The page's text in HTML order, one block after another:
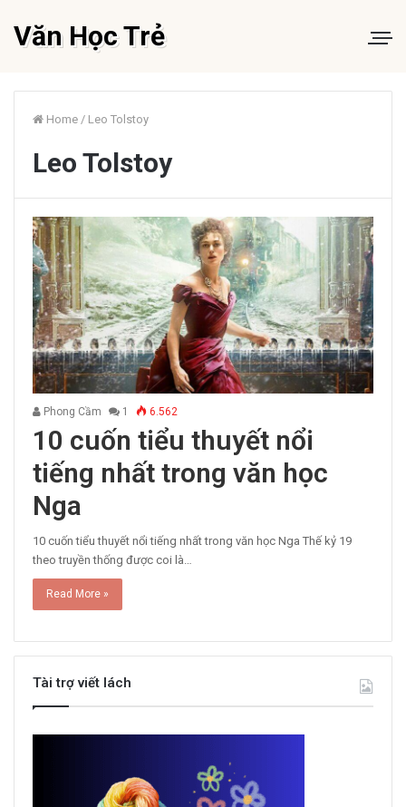
Văn Học Trẻ
Home / Leo Tolstoy
Leo Tolstoy
Phong Cầm 1 6.562
10 cuốn tiểu thuyết nổi
tiếng nhất trong văn học
Nga
10 cuốn tiểu thuyết nổi tiếng nhất trong văn học Nga Thế kỷ 19
theo truyền thống được coi là…
Read More »
Tài trợ viết lách